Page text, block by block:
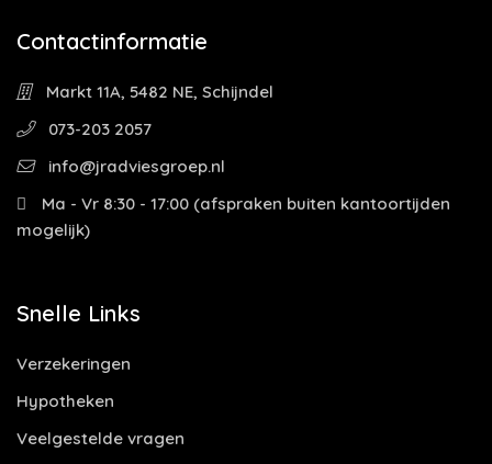
Contactinformatie
Markt 11A, 5482 NE, Schijndel
073-203 2057
info@jradviesgroep.nl
Ma - Vr 8:30 - 17:00 (afspraken buiten kantoortijden
mogelijk)
Snelle Links
Verzekeringen
Hypotheken
Veelgestelde vragen